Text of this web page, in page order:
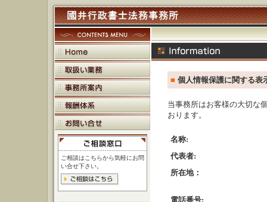
ご相談はこちらから気軽にお問
い合せ下さい。
■ 個人情報保護に関する表
当事務所はお客様の大切な
おります。
名称:
代表者:
所在地：
電話番号: